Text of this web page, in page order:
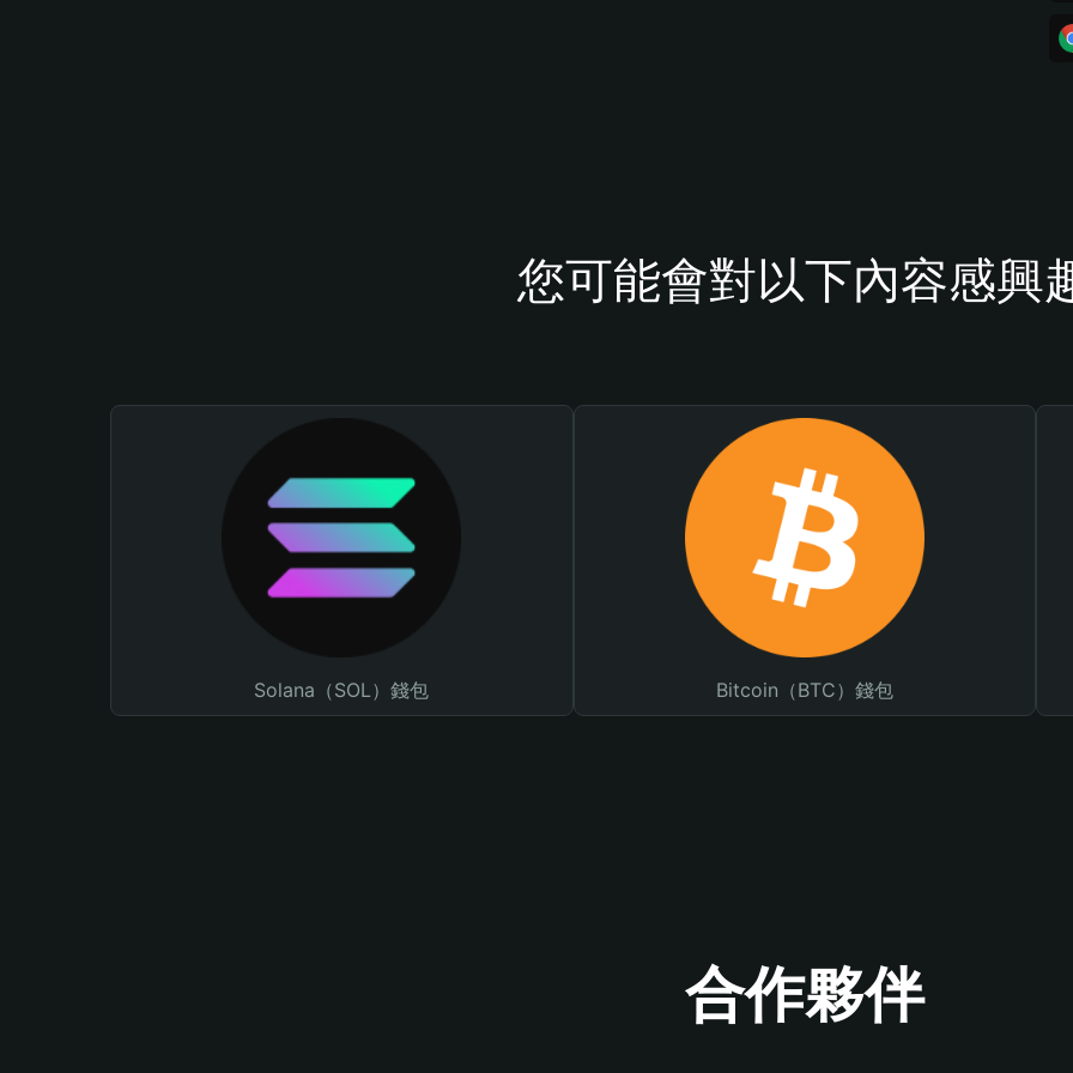
您可能會對以下內容感興
Solana（SOL）錢包 Bitcoin（BTC）錢包
合作夥伴